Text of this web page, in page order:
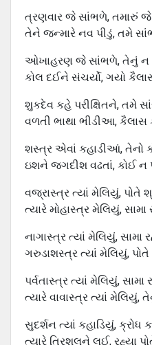
ત્રણવાર જે સાંભળે, તમારું જે
તેને જન્મારે નવ પીડું, તમે
ઓખાહરણ જે સાંભળે, તેનું ન
કોલ દઈને સંચર્યો, ગયો
શુકદેવ કહે પરીક્ષિતને, તમે
વળતી ભાથા ભીડીઆ, કૈલાસ
શસ્ત્ર એવાં કહાડીઆં, તેનો
ઇશને જગદીશ વઢતાં, કોઈ ન
વજ્રાસ્ત્ર ત્યાં મેલિયું, પોતે
ત્યારે મોહાસ્ત્ર મેલિયું, સામા
નાગાસ્ત્ર ત્યાં મેલિયું, સામા
ગરુડાશસ્ત્ર ત્યાં મેલિયું,
પર્વતાસ્ત્ર ત્યાં મેલિયું, સામા
ત્યારે વાવાસ્ત્ર ત્યાં
સુદર્શન ત્યાં કહાડિયું, ક્રોધ
ત્યારે ત્રિશુલને લઈ, રહ્યા